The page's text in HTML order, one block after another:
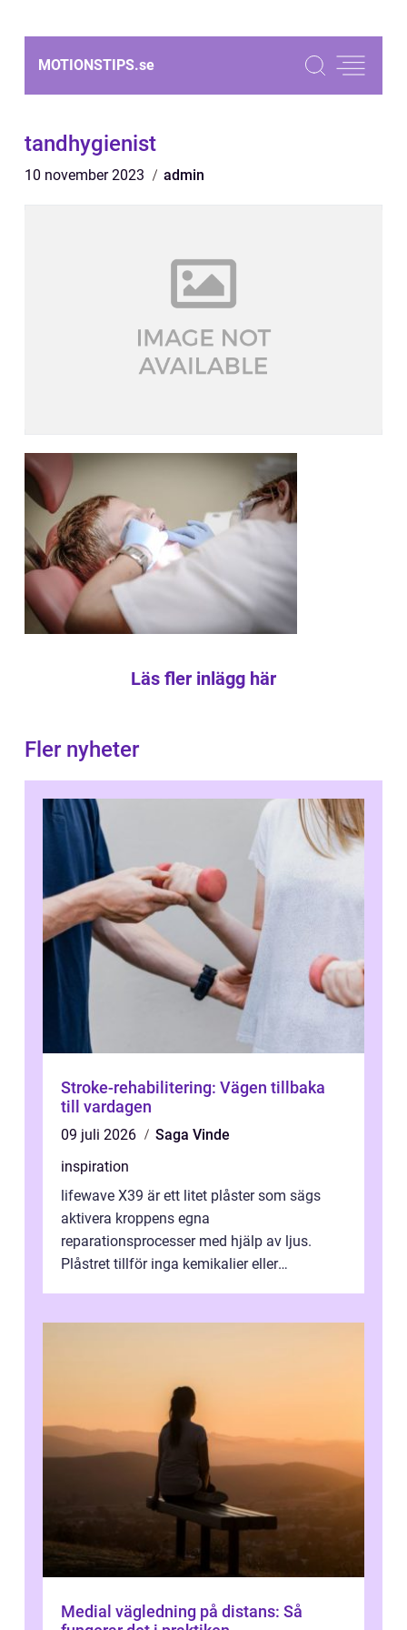
MOTIONSTIPS.se
tandhygienist
10 november 2023 admin
Läs fler inlägg här
Fler nyheter
Stroke-rehabilitering: Vägen tillbaka
till vardagen
09 juli 2026
Saga Vinde
inspiration
lifewave X39 är ett litet plåster som sägs
aktivera kroppens egna
reparationsprocesser med hjälp av ljus.
Plåstret tillför inga kemikalier eller
Medial vägledning på distans: Så